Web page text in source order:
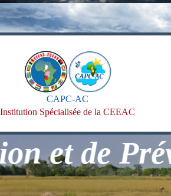
Passer
au
contenu
CAPC-AC
Institution Spécialisée de la CEEAC
de